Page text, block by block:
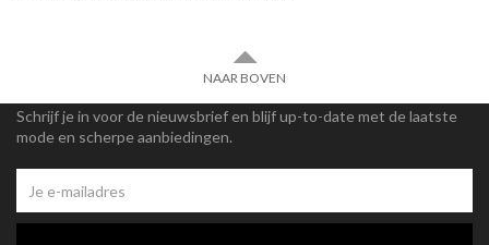
NAAR BOVEN
Schrijf je in voor de nieuwsbrief en blijf up-to-date met de laatste
mode en scherpe aanbiedingen.